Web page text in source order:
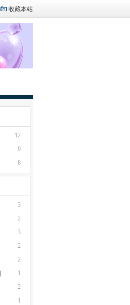
收藏本站
12
9
8
3
2
3
2
2
1
2
1